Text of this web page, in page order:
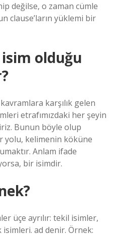
değilse, o zaman cümle
clause’ların yüklemi bir
olduğu
karşılık gelen
etrafımızdaki her şeyin
Bunun böyle olup
yolu, kelimenin köküne
Anlam ifade
bir isimdir.
üçe ayrılır: tekil isimler,
ad denir. Örnek: